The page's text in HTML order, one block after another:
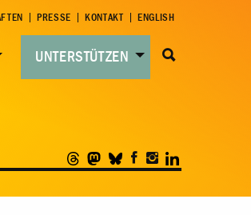
PRESSE KONTAKT ENGLISH
UNTERSTÜTZEN